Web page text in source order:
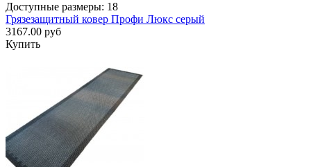
Доступные размеры: 18
Грязезащитный ковер Профи Люкс серый
3167.00 руб
Купить